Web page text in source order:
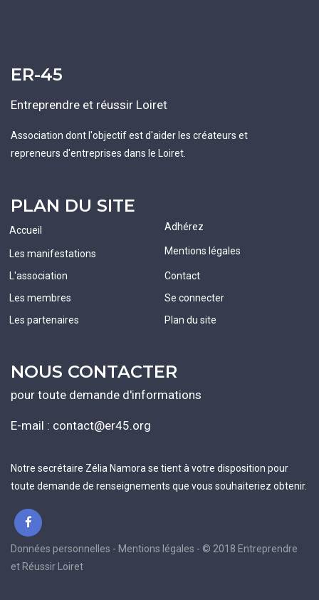
ER-45
Entreprendre et réussir Loiret
Association dont l'objectif est d'aider les créateurs et
repreneurs d'entreprises dans le Loiret.
PLAN DU SITE
Accueil
Les manifestations
L'association
Les membres
Les partenaires
Adhérez
Mentions légales
Contact
Se connecter
Plan du site
NOUS CONTACTER
pour toute demande d'informations
E-mail : contact@er45.org
Notre secrétaire Zélia Namora se tient à votre disposition pour
toute demande de renseignements que vous souhaiteriez obtenir.
Données personnelles - Mentions légales - © 2018 Entreprendre
et Réussir Loiret